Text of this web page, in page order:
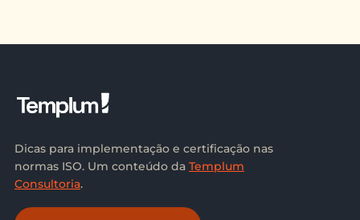
Dicas para implementação e certificação nas
normas ISO. Um conteúdo da Templum
Consultoria.